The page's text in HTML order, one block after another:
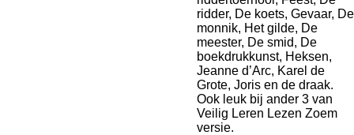
ridder, De koets, Gevaar, De
monnik, Het gilde, De
meester, De smid, De
boekdrukkunst, Heksen,
Jeanne d’Arc, Karel de
Grote, Joris en de draak.
Ook leuk bij ander 3 van
Veilig Leren Lezen Zoem
versie.